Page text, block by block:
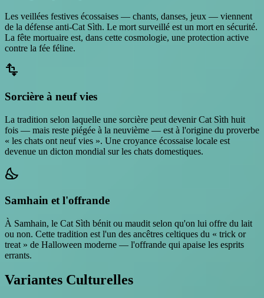
Les veillées festives écossaises — chants, danses, jeux — viennent
de la défense anti-Cat Sìth. Le mort surveillé est un mort en sécurité.
La fête mortuaire est, dans cette cosmologie, une protection active
contre la fée féline.
transform
Sorcière à neuf vies
La tradition selon laquelle une sorcière peut devenir Cat Sìth huit
fois — mais reste piégée à la neuvième — est à l'origine du proverbe
« les chats ont neuf vies ». Une croyance écossaise locale est
devenue un dicton mondial sur les chats domestiques.
nights_stay
Samhain et l'offrande
À Samhain, le Cat Sìth bénit ou maudit selon qu'on lui offre du lait
ou non. Cette tradition est l'un des ancêtres celtiques du « trick or
treat » de Halloween moderne — l'offrande qui apaise les esprits
errants.
Variantes Culturelles